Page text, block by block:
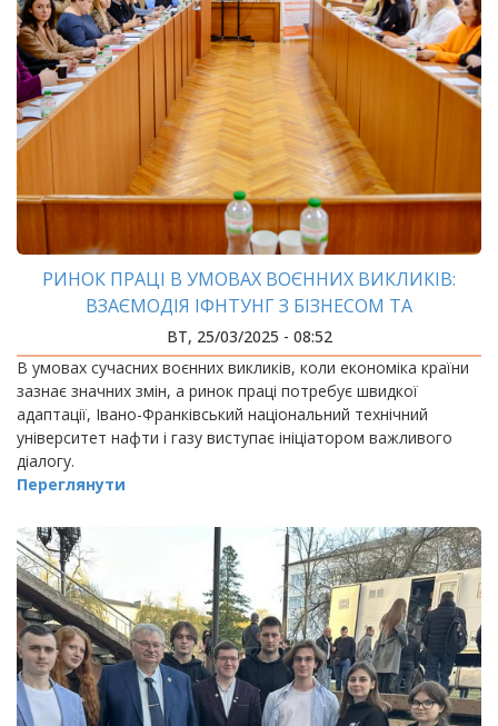
РИНОК ПРАЦІ В УМОВАХ ВОЄННИХ ВИКЛИКІВ:
ВЗАЄМОДІЯ ІФНТУНГ З БІЗНЕСОМ ТА
ГРОМАДСЬКИМ СЕКТОРОМ
ВТ, 25/03/2025 - 08:52
В умовах сучасних воєнних викликів, коли економіка країни
зазнає значних змін, а ринок праці потребує швидкої
адаптації, Івано-Франківський національний технічний
університет нафти і газу виступає ініціатором важливого
діалогу.
Переглянути